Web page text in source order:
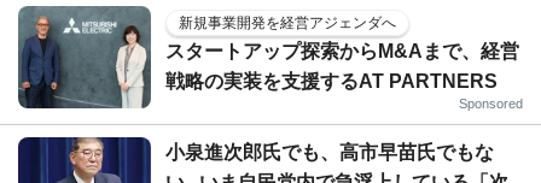
新規事業開発を経営アジェンダへ
スタートアップ探索からM&Aまで、経営
戦略の実装を支援するAT PARTNERS
Sponsored
小泉進次郎氏でも、高市早苗氏でもな